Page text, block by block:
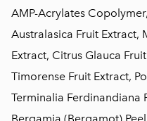
AMP-Acrylates
Australasica Fruit Extract,
Extract, Citrus Glauca
Timorense Fruit Extract,
Terminalia Ferdinandiana